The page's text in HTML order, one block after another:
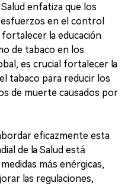
enfatiza que los
en el control
la educación
de tabaco en los
es crucial fortalecer la
tabaco para reducir los
de muerte causados por
eficazmente esta
de la Salud está
más enérgicas,
las regulaciones,